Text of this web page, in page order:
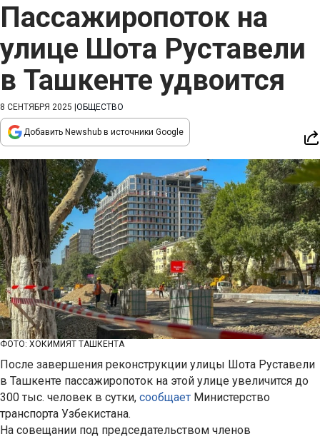
Пассажиропоток на
улице Шота Руставели
в Ташкенте удвоится
8 СЕНТЯБРЯ 2025 ОБЩЕСТВО
Добавить Newshub в источники Google
ФОТО: ХОКИМИЯТ ТАШКЕНТА
После завершения реконструкции улицы Шота Руставели
в Ташкенте пассажиропоток на этой улице увеличится до
300 тыс. человек в сутки, сообщает Министерство
транспорта Узбекистана.
На совещании под председательством членов